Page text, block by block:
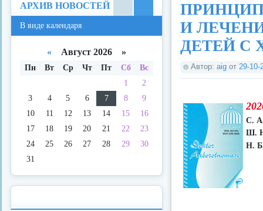
И
ДЕТЕЙ С
Автор: aig от 29-10-
С.
Ш.
Н.
АРХИВ НОВОСТЕЙ
В виде календаря
« Август 2026 »
Пн Вт Ср Чт Пт Сб
Вс
1
2
3
4 5 6 7 8
9
10
11 12 13 14 15
16
17
18 19 20 21 22
23
24
25 26 27 28 29
30
31